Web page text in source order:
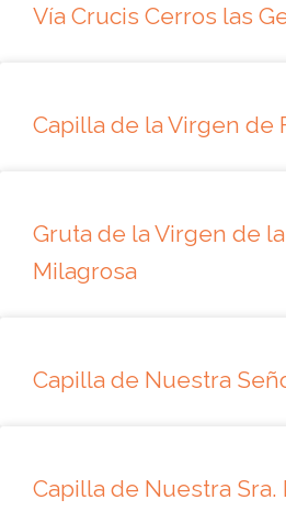
Vía Crucis Cerros las
Capilla de la Virgen de
Gruta de la Virgen de
Milagrosa
Capilla de Nuestra
Capilla de Nuestra Sra.